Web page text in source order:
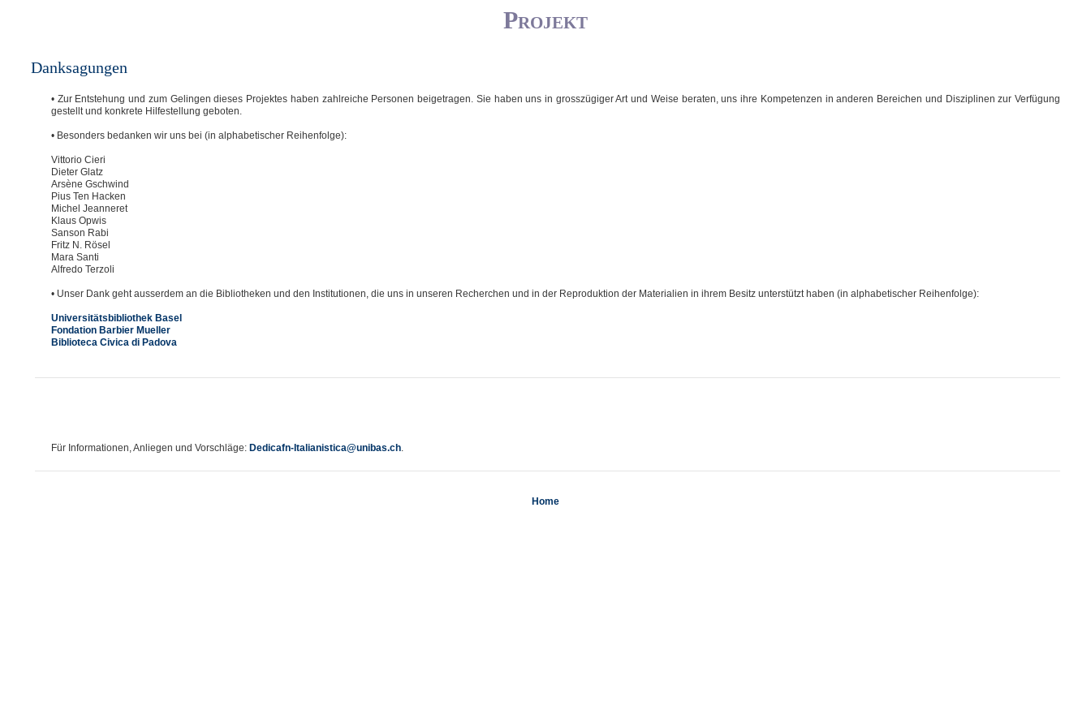
Projekt
Danksagungen
• Zur Entstehung und zum Gelingen dieses Projektes haben zahlreiche Personen beigetragen. Sie haben uns in grosszügiger Art und Weise beraten, uns ihre Kompetenzen in anderen Bereichen und Disziplinen zur Verfügung
gestellt und konkrete Hilfestellung geboten.
• Besonders bedanken wir uns bei (in alphabetischer Reihenfolge):
Vittorio Cieri
Dieter Glatz
Arsène Gschwind
Pius Ten Hacken
Michel Jeanneret
Klaus Opwis
Sanson Rabi
Fritz N. Rösel
Mara Santi
Alfredo Terzoli
• Unser Dank geht ausserdem an die Bibliotheken und den Institutionen, die uns in unseren Recherchen und in der Reproduktion der Materialien in ihrem Besitz unterstützt haben (in alphabetischer Reihenfolge):
Universitätsbibliothek Basel
Fondation Barbier Mueller
Biblioteca Civica di Padova
Für Informationen, Anliegen und Vorschläge: Dedicafn-Italianistica@unibas.ch.
Home